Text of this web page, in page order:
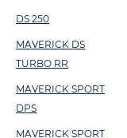
DS 250
MAVERICK DS
TURBO RR
MAVERICK SPORT
DPS
MAVERICK SPORT